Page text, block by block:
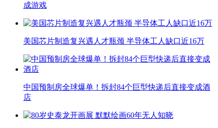
成游戏
美国芯片制造复兴遇人才瓶颈 半导体工人缺口近16万
中国预制房全球爆单！拆封84个巨型快递后直接变成酒
店